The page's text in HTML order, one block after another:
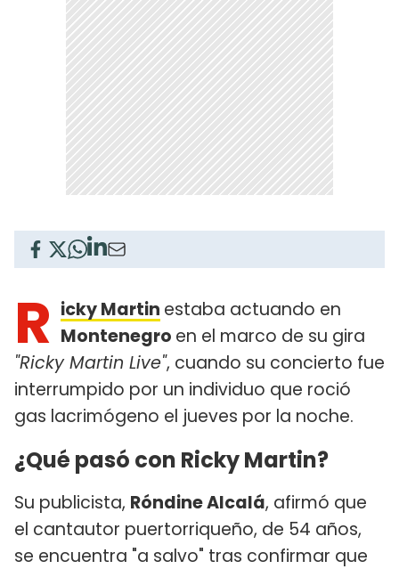
R icky Martin estaba actuando en
Montenegro en el marco de su gira
"Ricky Martin Live", cuando su concierto fue
interrumpido por un individuo que roció
gas lacrimógeno el jueves por la noche.
¿Qué pasó con Ricky Martin?
Su publicista, Róndine Alcalá, afirmó que
el cantautor puertorriqueño, de 54 años,
se encuentra "a salvo" tras confirmar que